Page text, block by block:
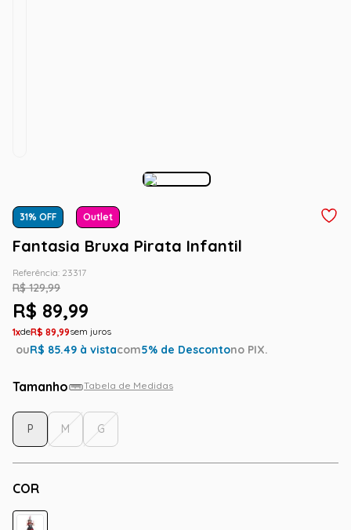
31% OFF Outlet
Fantasia Bruxa Pirata Infantil
Referência: 23317
R$ 129,99
R$ 89,99
1 R$ 89,99
ouR$ 85.49 à vistacom5% de Descontono PIX.
Tamanho Tabela de Medidas
COR
P M G